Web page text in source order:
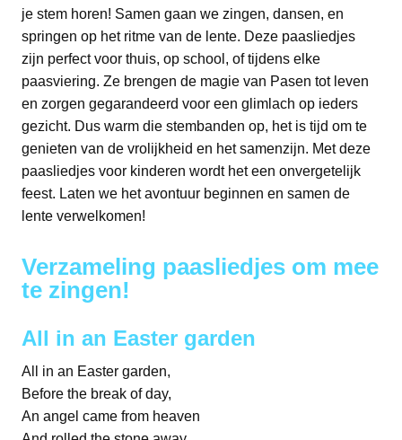
je stem horen! Samen gaan we zingen, dansen, en
springen op het ritme van de lente. Deze paasliedjes
zijn perfect voor thuis, op school, of tijdens elke
paasviering. Ze brengen de magie van Pasen tot leven
en zorgen gegarandeerd voor een glimlach op ieders
gezicht. Dus warm die stembanden op, het is tijd om te
genieten van de vrolijkheid en het samenzijn. Met deze
paasliedjes voor kinderen wordt het een onvergetelijk
feest. Laten we het avontuur beginnen en samen de
lente verwelkomen!
Verzameling paasliedjes om mee
te zingen!
All in an Easter garden
All in an Easter garden,
Before the break of day,
An angel came from heaven